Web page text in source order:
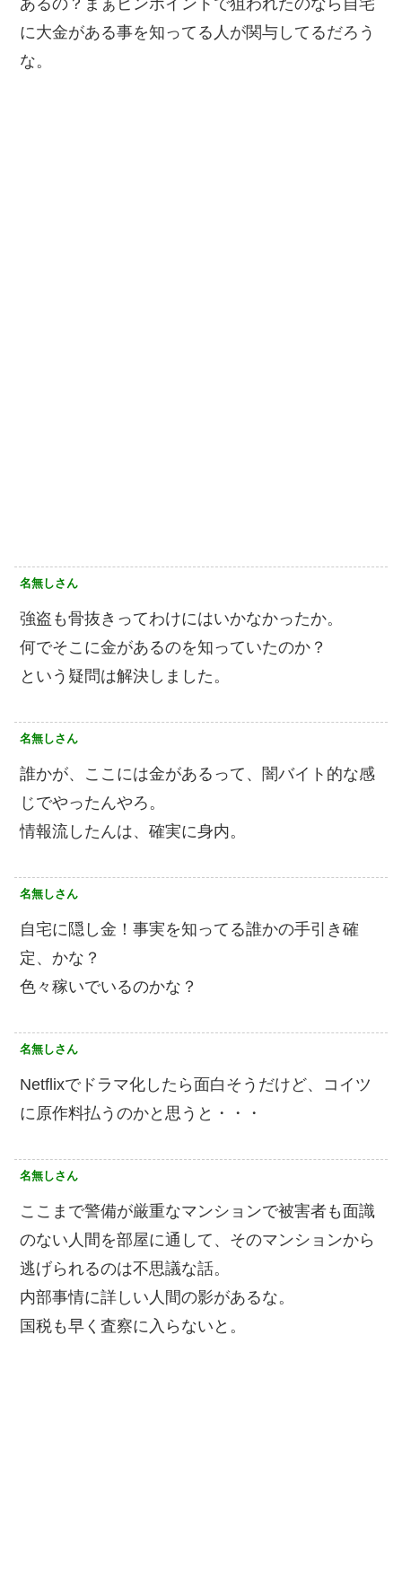
あるの？まぁピンポイントで狙われたのなら自宅
に大金がある事を知ってる人が関与してるだろう
な。
名無しさん
強盗も骨抜きってわけにはいかなかったか。
何でそこに金があるのを知っていたのか？
という疑問は解決しました。
名無しさん
誰かが、ここには金があるって、闇バイト的な感
じでやったんやろ。
情報流したんは、確実に身内。
名無しさん
自宅に隠し金！事実を知ってる誰かの手引き確
定、かな？
色々稼いでいるのかな？
名無しさん
Netflixでドラマ化したら面白そうだけど、コイツ
に原作料払うのかと思うと・・・
名無しさん
ここまで警備が厳重なマンションで被害者も面識
のない人間を部屋に通して、そのマンションから
逃げられるのは不思議な話。
内部事情に詳しい人間の影があるな。
国税も早く査察に入らないと。